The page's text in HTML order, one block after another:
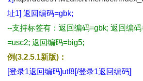
址1] 返回编码=gbk;
--支持标签有：返回编码=gbk; 返回编
=usc2; 返回编码=big5;
例(3.2.5.1新版)：
[登录1返回编码]utf8[/登录1返回编码]